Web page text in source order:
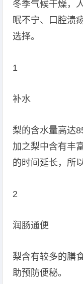
冬季气候干燥，
眠不宁、口腔溃
选择。
1
补水
梨的含水量高达
加之梨中含有丰
的时间延长，所
2
润肠通便
梨含有较多的膳
助预防便秘。